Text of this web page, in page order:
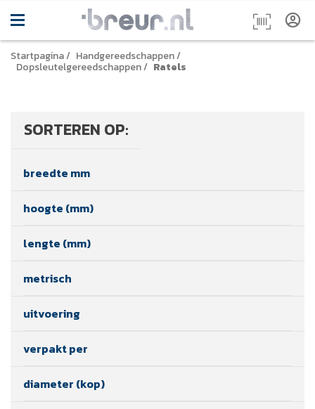
Startpagina/ Handgereedschappen/
Dopsleutelgereedschappen/ Ratels
SORTEREN OP:
breedte mm
hoogte (mm)
lengte (mm)
metrisch
uitvoering
verpakt per
diameter (kop)